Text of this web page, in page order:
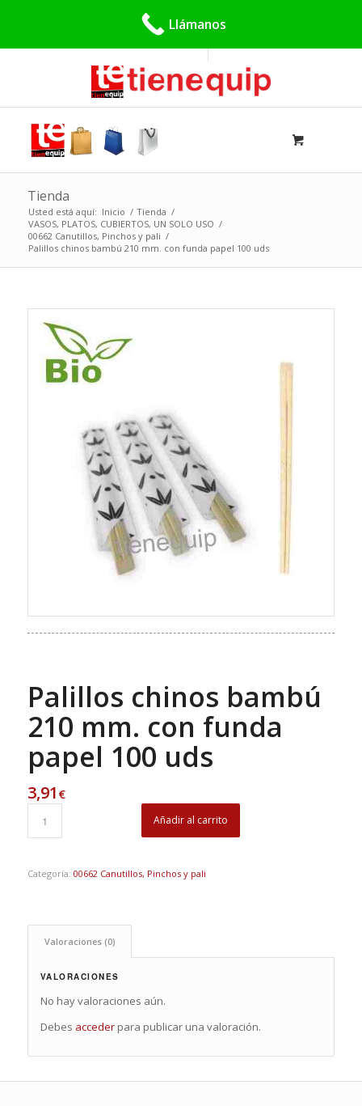
Tienda
Usted está aquí: Inicio / Tienda /
VASOS, PLATOS, CUBIERTOS, UN SOLO USO /
00662 Canutillos, Pinchos y pali /
Palillos chinos bambú 210 mm. con funda papel 100 uds
Palillos chinos bambú
210 mm. con funda
papel 100 uds
3,91 €
Añadir al carrito
Categoría: 00662 Canutillos, Pinchos y pali
Valoraciones (0)
VALORACIONES
No hay valoraciones aún.
Debes accederpara publicar una valoración.
Llámanos